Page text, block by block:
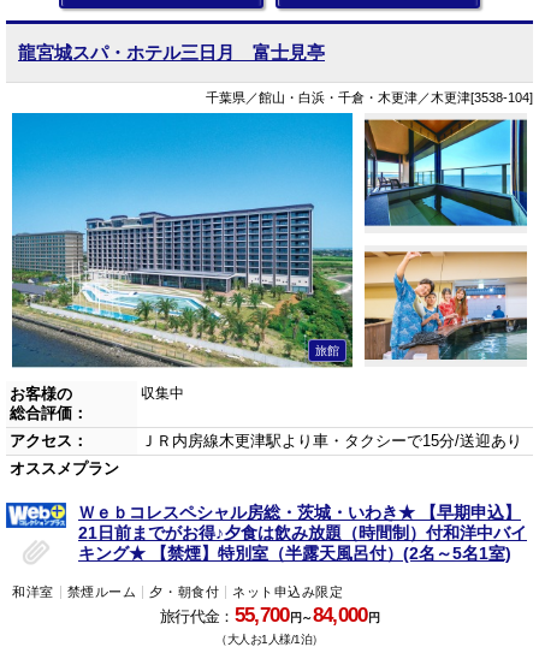
龍宮城スパ・ホテル三日月 富士見亭
千葉県／館山・白浜・千倉・木更津／木更津[3538-104]
旅館
お客様の
総合評価：
収集中
アクセス：
ＪＲ内房線木更津駅より車・タクシーで15分/送迎あり
オススメプラン
Ｗｅｂコレスペシャル房総・茨城・いわき★ 【早期申込】
21日前までがお得♪夕食は飲み放題（時間制）付和洋中バイ
キング★ 【禁煙】特別室（半露天風呂付）(2名～5名1室)
和洋室 禁煙ルーム 夕・朝食付 ネット申込み限定
旅行代金： 55,700円～84,000円
（大人お1人様/1泊）